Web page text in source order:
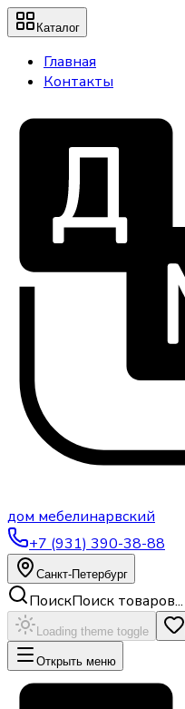
Каталог
Главная
Контакты
дом мебелинарвский
+7 (931) 390-38-88
Санкт-Петербург
ПоискПоиск товаров...
Loading theme toggle
Открыть меню